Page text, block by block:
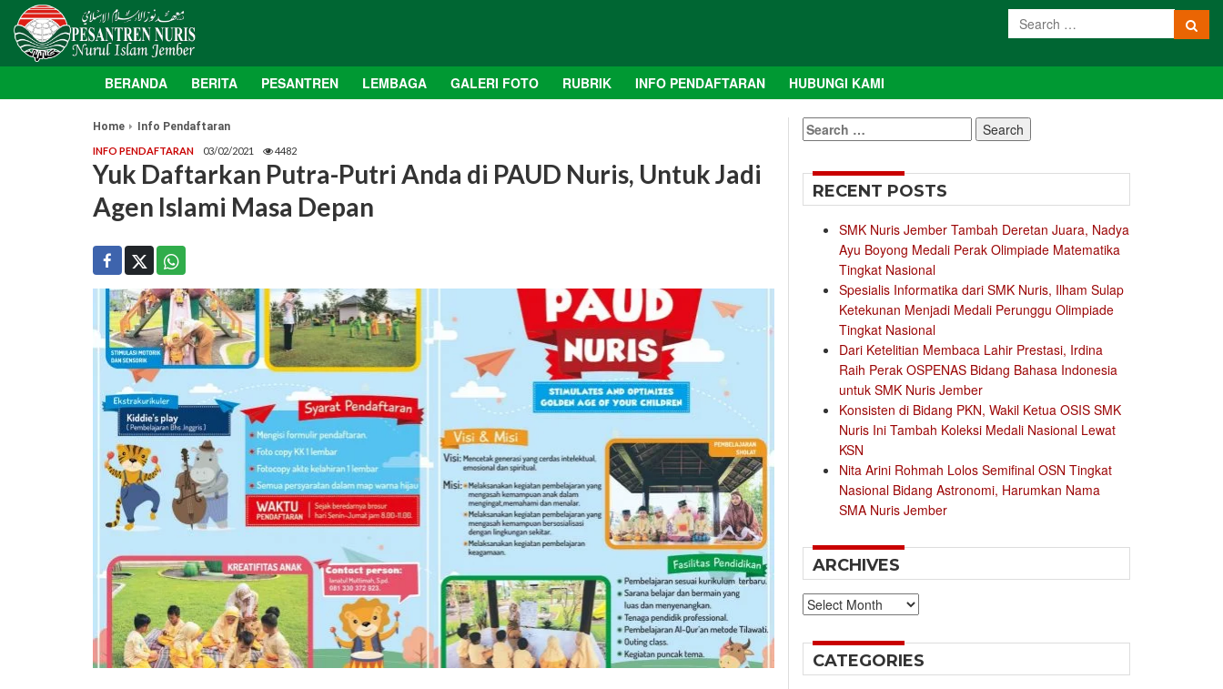
BERANDA BERITA PESANTREN LEMBAGA GALERI FOTO RUBRIK INFO PENDAFTARAN HUBUNGI KAMI
Home Info Pendaftaran
INFO PENDAFTARAN 03/02/2021 4482
Yuk Daftarkan Putra-Putri Anda di PAUD Nuris, Untuk Jadi
Agen Islami Masa Depan
Search
for:
RECENT POSTS
SMK Nuris Jember Tambah Deretan Juara, Nadya
Ayu Boyong Medali Perak Olimpiade Matematika
Tingkat Nasional
Spesialis Informatika dari SMK Nuris, Ilham Sulap
Ketekunan Menjadi Medali Perunggu Olimpiade
Tingkat Nasional
Dari Ketelitian Membaca Lahir Prestasi, Irdina
Raih Perak OSPENAS Bidang Bahasa Indonesia
untuk SMK Nuris Jember
Konsisten di Bidang PKN, Wakil Ketua OSIS SMK
Nuris Ini Tambah Koleksi Medali Nasional Lewat
KSN
Nita Arini Rohmah Lolos Semifinal OSN Tingkat
Nasional Bidang Astronomi, Harumkan Nama
SMA Nuris Jember
ARCHIVES
Archives
CATEGORIES